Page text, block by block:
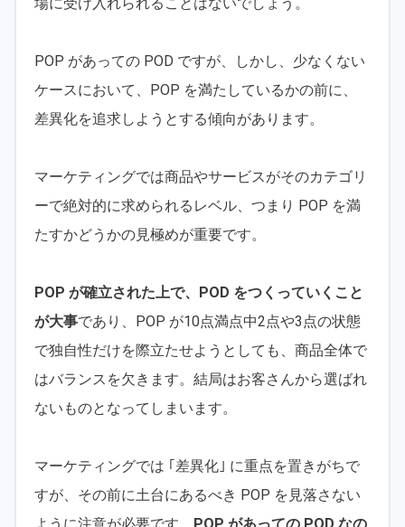
POP があっての POD ですが、しかし、少なくない
ケースにおいて、POP を満たしているかの前に、
差異化を追求しようとする傾向があります。
マーケティングでは商品やサービスがそのカテゴリ
ーで絶対的に求められるレベル、つまり POP を満
たすかどうかの見極めが重要です。
POP が確立された上で、POD をつくっていくこと
が大事であり、POP が10点満点中2点や3点の状態
で独自性だけを際立たせようとしても、商品全体で
はバランスを欠きます。結局はお客さんから選ばれ
ないものとなってしまいます。
マーケティングでは ｢差異化｣ に重点を置きがちで
すが、その前に土台にあるべき POP を見落さない
ように注意が必要です。 POP があっての POD なの